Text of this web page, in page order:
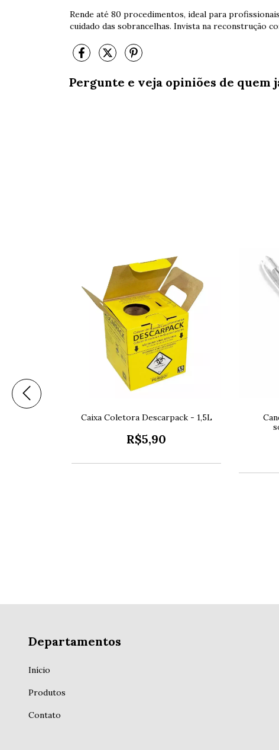
Rende até 80 procedimentos, ideal para
cuidado das sobrancelhas. Invista na reconstrução
Pergunte e veja opiniões de quem
Caixa Coletora Descarpack - 1,5L
R$5,90
Departamentos
Início
Produtos
Contato